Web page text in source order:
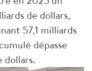
de dollars,
57,1 milliards
dépasse
dollars.